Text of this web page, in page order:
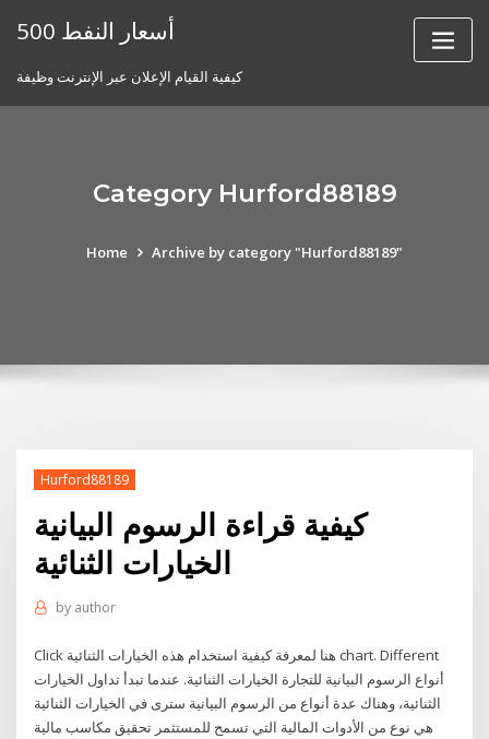
أسعار النفط 500
كيفية القيام الإعلان عبر الإنترنت وظيفة
Category Hurford88189
Home Archive by category "Hurford88189"
Hurford88189
كيفية قراءة الرسوم البيانية
الخيارات الثنائية
by author
Click هنا لمعرفة كيفية استخدام هذه الخيارات الثنائية chart. Different
أنواع الرسوم البيانية للتجارة الخيارات الثنائية. عندما تبدأ تداول الخيارات
الثنائية، وهناك عدة أنواع من الرسوم البيانية سترى في الخيارات الثنائية
هي نوع من الأدوات المالية التي تسمح للمستثمر تحقيق مكاسب مالية